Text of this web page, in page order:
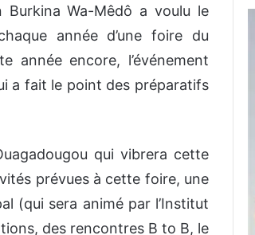
Burkina Wa-Mêdô a voulu le
année d’une foire du
année encore, l’événement
a fait le point des préparatifs
qui vibrera cette
prévues à cette foire, une
(qui sera animé par l’Institut
des rencontres B to B, le